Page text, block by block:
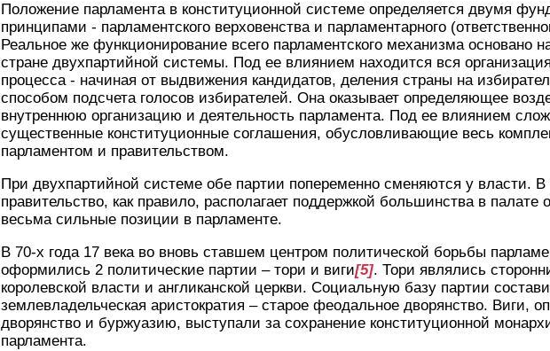
Положение парламента в конституционной системе определяется двумя
принципами - парламентского верховенства и парламентарного
Реальное же функционирование всего парламентского механизма основано
стране двухпартийной системы. Под ее влиянием находится вся
процесса - начиная от выдвижения кандидатов, деления страны на
способом подсчета голосов избирателей. Она оказывает определяющее
внутреннюю организацию и деятельность парламента. Под ее влиянием
существенные конституционные соглашения, обусловливающие весь
парламентом и правительством.
При двухпартийной системе обе партии попеременно сменяются у власти. В
правительство, как правило, располагает поддержкой большинства в
весьма сильные позиции в парламенте.
В 70-х года 17 века во вновь ставшем центром политической борьбы
оформились 2 политические партии – тори и виги[5]. Тори являлись
королевской власти и англиканской церкви. Социальную базу партии
землевладельческая аристократия – старое феодальное дворянство. Виги,
дворянство и буржуазию, выступали за сохранение конституционной
парламента.